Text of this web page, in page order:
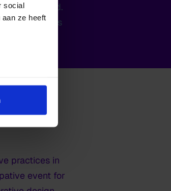
social
ze heeft
world.
lead in this
practices in
event for